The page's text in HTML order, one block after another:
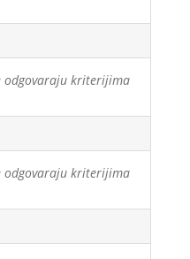
odgovaraju kriterijima
odgovaraju kriterijima